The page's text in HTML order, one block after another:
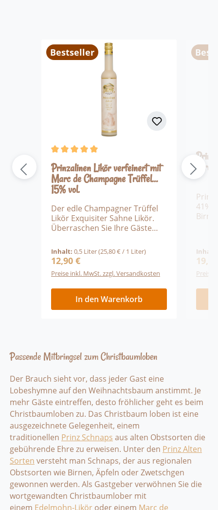
Produktgalerie überspringen
Bestseller
Durchschnittliche Bewertung von 5 von 5
Prinzalinen Likör verfeinert mit
Marc de Champagne Trüffel
15% vol.
Der edle Champagner Trüffel
Likör Exquisiter Sahne Likör.
Überraschen Sie Ihre Gäste
edlen Champagner Trüffel
Likör. Der Frauenliebling unter
den Creams! Eine persönliche
Empfehlung von uns ist
definitiv der Champagner
Trüffel Likör
Inhalt: 0,5 Liter(25,80 € / 1 Liter)
Regulärer Preis:
12,90 €
Preise inkl. MwSt. zzgl. Versandkosten
In den Warenkorb
Birne
Prinz
41%
dem
und
Preise
Passende Mitbringsel zum Christbaumloben
Der Brauch sieht vor, dass jeder Gast eine
Lobeshymne auf den Weihnachtsbaum anstimmt. Je
mehr Gäste eintreffen, desto fröhlicher geht es beim
Christbaumloben zu. Das Christbaum loben ist eine
ausgezeichnete Gelegenheit, einem
traditionellen Prinz Schnaps aus alten Obstsorten die
gebührende Ehre zu erweisen. Unter den Prinz Alten
Sorten versteht man Schnaps, der aus regionalen
Obstsorten wie Birnen, Äpfeln oder Zwetschgen
gewonnen werden. Als Gastgeber verwöhnen Sie die
wortgewandten Christbaumlober mit
einem Edelmohn-Likör oder einem Marc de